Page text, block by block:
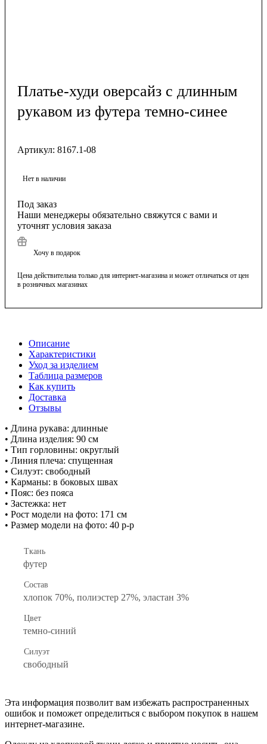
Платье-худи оверсайз с длинным
рукавом из футера темно-синее
Артикул: 8167.1-08
Нет в наличии
Под заказ
Наши менеджеры обязательно свяжутся с вами и
уточнят условия заказа
Хочу в подарок
Цена действительна только для интернет-магазина и может отличаться от цен
в розничных магазинах
Описание
Характеристики
Уход за изделием
Таблица размеров
Как купить
Доставка
Отзывы
• Длина рукава: длинные
• Длина изделия: 90 см
• Тип горловины: округлый
• Линия плеча: спущенная
• Силуэт: свободный
• Карманы: в боковых швах
• Пояс: без пояса
• Застежка: нет
• Рост модели на фото: 171 см
• Размер модели на фото: 40 р-р
Ткань
футер
Состав
хлопок 70%, полиэстер 27%, эластан 3%
Цвет
темно-синий
Силуэт
свободный
Эта информация позволит вам избежать распространенных
ошибок и поможет определиться с выбором покупок в нашем
интернет-магазине.